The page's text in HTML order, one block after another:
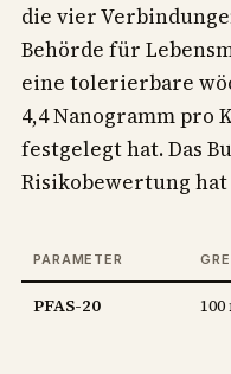
die vier
Behörde für
eine tolerierbare
4,4 Nanogramm pro
festgelegt hat. Das
Risikobewertung hat
PARAMETER
PFAS-20